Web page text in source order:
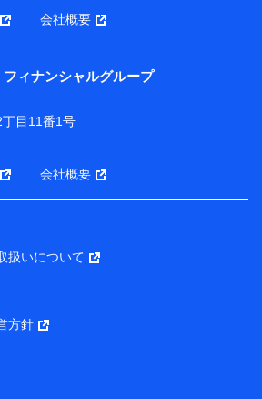
他に関する情報を提供するため、また
務遂行のため、またそれらに付帯、
株式会社NTTドコモ・フィナンシャ
携会社のサービスを案内、提供する
したサービス利用履歴、ウェブサイ
履歴、ご契約内容等のパーソナルデ
客さまの趣味・嗜好・傾向に応じた
に関するご提案や広告の配信等を行う
催のため
ービスの実施のため
ペーン等の実施のため
続き・管理等付帯業務を行うため
会社概要
ィナンシャルグループ
目11番1号
会社概要
扱いについて
方針